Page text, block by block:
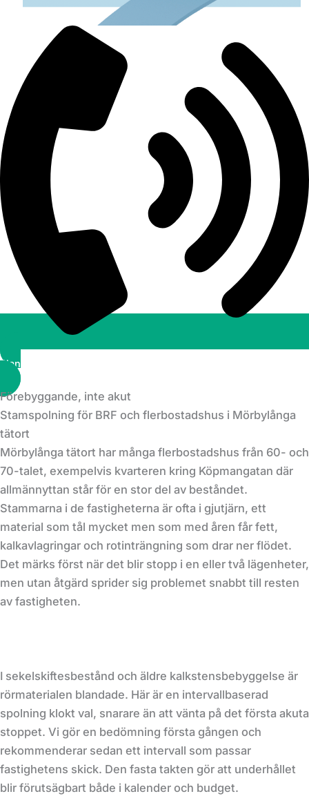
Planera ett besök
Förebyggande, inte akut
Stamspolning för BRF och flerbostadshus i Mörbylånga
tätort
Mörbylånga tätort har många flerbostadshus från 60- och
70-talet, exempelvis kvarteren kring Köpmangatan där
allmännyttan står för en stor del av beståndet.
Stammarna i de fastigheterna är ofta i gjutjärn, ett
material som tål mycket men som med åren får fett,
kalkavlagringar och rotinträngning som drar ner flödet.
Det märks först när det blir stopp i en eller två lägenheter,
men utan åtgärd sprider sig problemet snabbt till resten
av fastigheten.
I sekelskiftesbestånd och äldre kalkstensbebyggelse är
rörmaterialen blandade. Här är en intervallbaserad
spolning klokt val, snarare än att vänta på det första akuta
stoppet. Vi gör en bedömning första gången och
rekommenderar sedan ett intervall som passar
fastighetens skick. Den fasta takten gör att underhållet
blir förutsägbart både i kalender och budget.